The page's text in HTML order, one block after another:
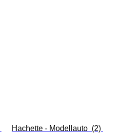
Hachette - Modellauto  (2)